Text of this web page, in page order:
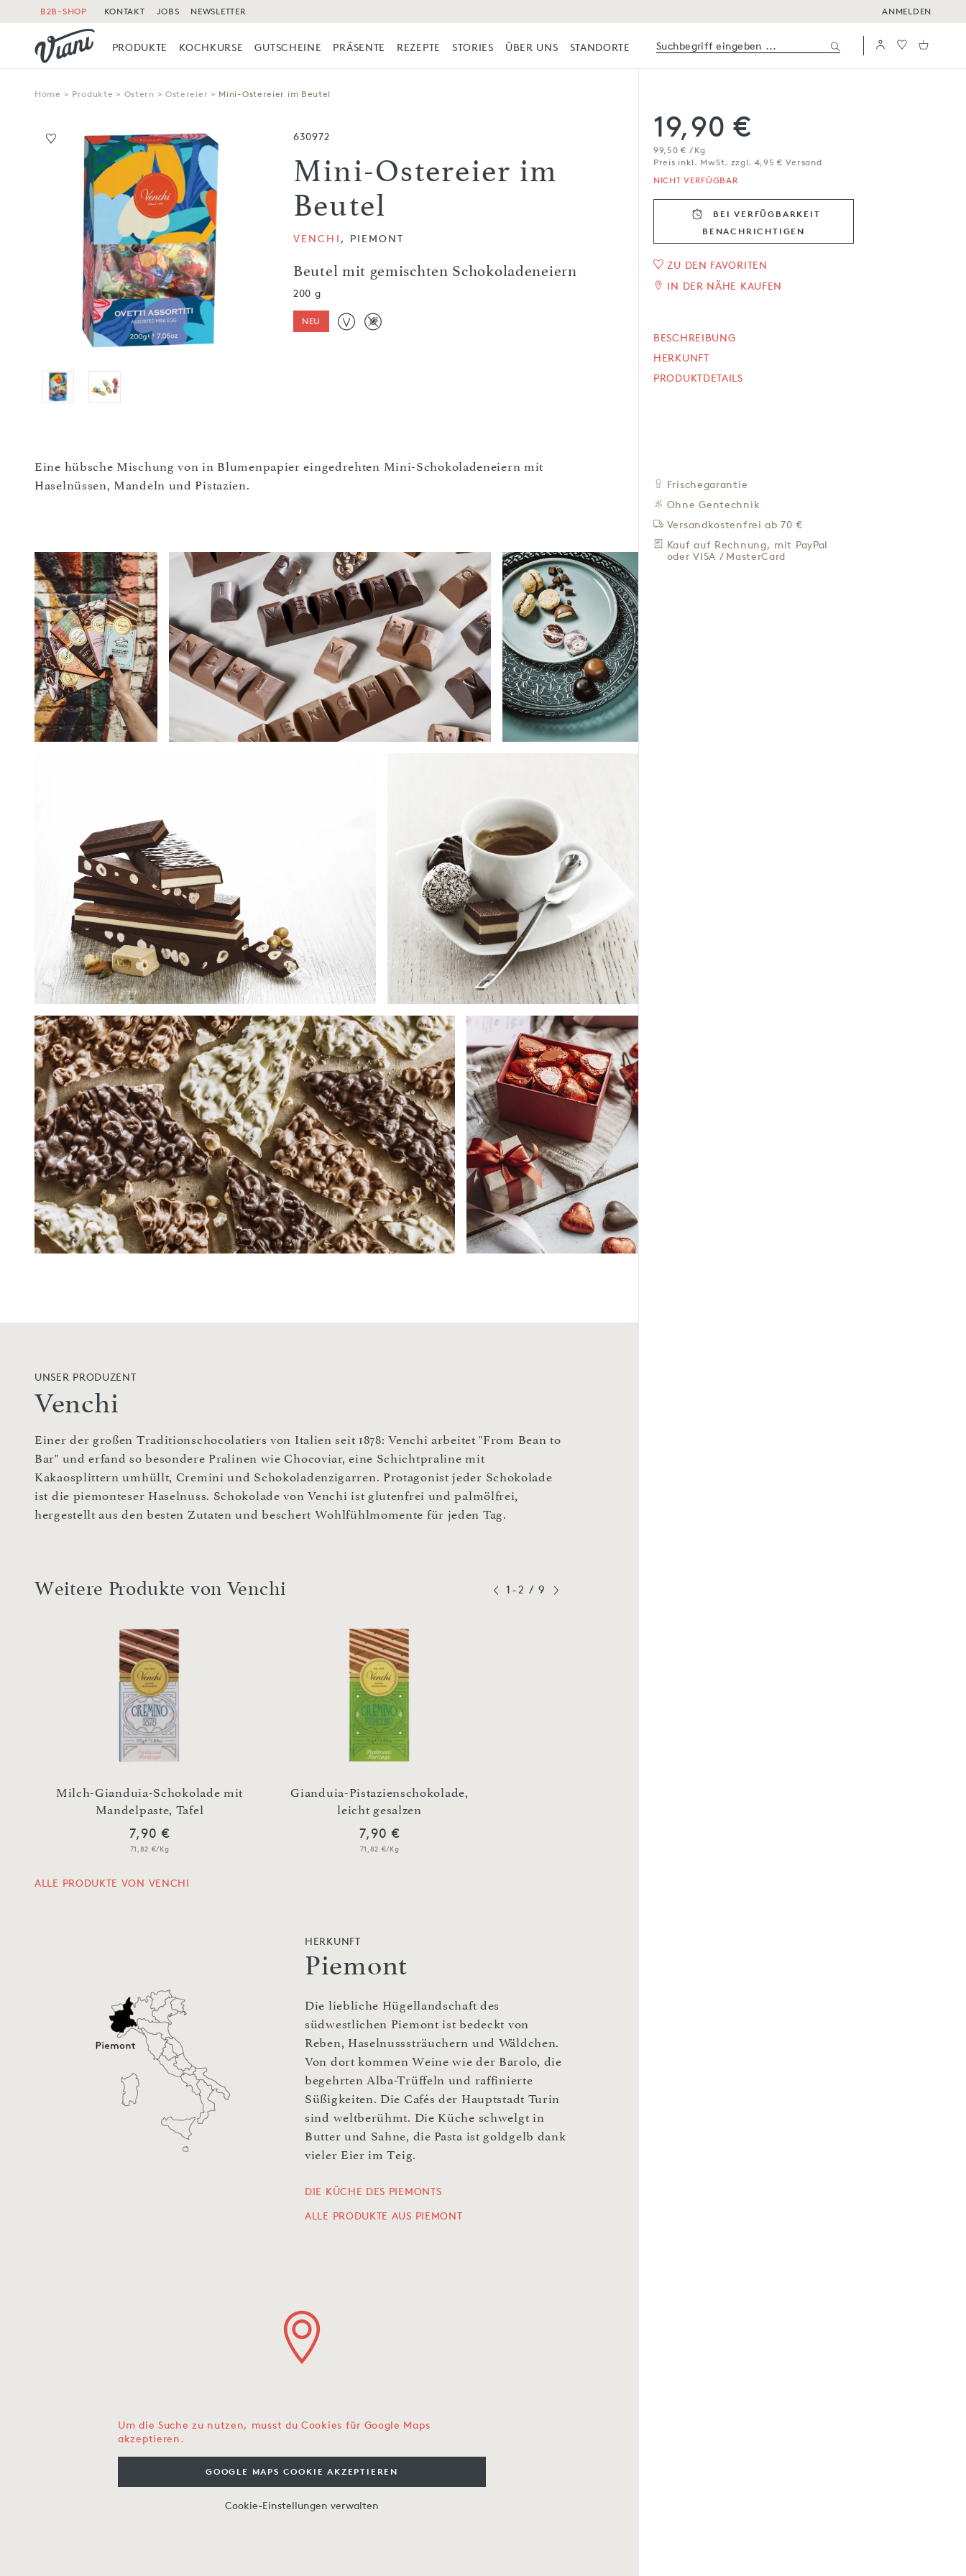
B2B-SHOP KONTAKT JOBS NEWSLETTER ANMELDEN
PRODUKTE KOCHKURSE GUTSCHEINE PRÄSENTE REZEPTE STORIES ÜBER UNS STANDORTE
Home > Produkte > Ostern > Ostereier > Mini-Ostereier im Beutel
Mini-Ostereier im Beutel
19,90 €
IN DER NÄHE KAUFEN
BESCHREIBUNG
HERKUNFT
630972
Mini-Ostereier im
Beutel
Beutel mit gemischten Schokoladeneiern
VENCHI , PIEMONT
200 g
NEU
NICHT VERFÜGBAR
19,90 €
99,50 € / Kg
Preis inkl. MwSt. zzgl. 4,95 € Versand
BEI VERFÜGBARKEIT
BENACHRICH­TIGEN
ZU DEN FAVORITEN
IN DER NÄHE KAUFEN
BESCHREIBUNG
HERKUNFT
PRODUKTDETAILS
Frischegarantie
Ohne Gentechnik
Versandkostenfrei ab 70 €
Kauf auf Rechnung, mit PayPal
oder VISA / MasterCard
Eine hübsche Mischung von in Blumenpapier eingedrehten Mini-Schokoladeneiern mit
Haselnüssen, Mandeln und Pistazien.
UNSER PRODUZENT
Venchi
Einer der großen Traditionschocolatiers von Italien seit 1878: Venchi arbeitet "From Bean to
Bar" und erfand so besondere Pralinen wie Chocoviar, eine Schichtpraline mit
Kakaosplittern umhüllt, Cremini und Schokoladenzigarren. Protagonist jeder Schokolade
ist die piemonteser Haselnuss. Schokolade von Venchi ist glutenfrei und palmölfrei,
hergestellt aus den besten Zutaten und beschert Wohlfühlmomente für jeden Tag.
Weitere Produkte von Venchi
Milch-Gianduia-Schokolade mit
Mandelpaste, Tafel
7,90 €
71,82 €/Kg
Gianduia-Pistazienschokolade,
leicht gesalzen
7,90 €
71,82 €/Kg
1-2 / 9
ALLE PRODUKTE VON VENCHI
HERKUNFT
Piemont
Die liebliche Hügellandschaft des
südwestlichen Piemont ist bedeckt von
Reben, Haselnusssträuchern und Wäldchen.
Von dort kommen Weine wie der Barolo, die
begehrten Alba-Trüffeln und raffinierte
Süßigkeiten. Die Cafés der Hauptstadt Turin
sind weltberühmt. Die Küche schwelgt in
Butter und Sahne, die Pasta ist goldgelb dank
vieler Eier im Teig.
DIE KÜCHE DES PIEMONTS
ALLE PRODUKTE AUS PIEMONT
Um die Suche zu nutzen, musst du Cookies für Google Maps
akzeptieren.
GOOGLE MAPS COOKIE AKZEPTIEREN
Cookie-Einstellungen verwalten